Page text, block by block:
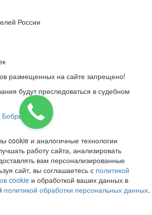
России
размещенных на сайте запрещено!
будут преследоваться в судебном
Бобры
cookie и аналогичные технологии
работу сайта, анализировать
вам персонализированные
сайт, вы соглашаетесь с политикой
cookie и обработкой ваших данных в
политикой обработки персональных данных.